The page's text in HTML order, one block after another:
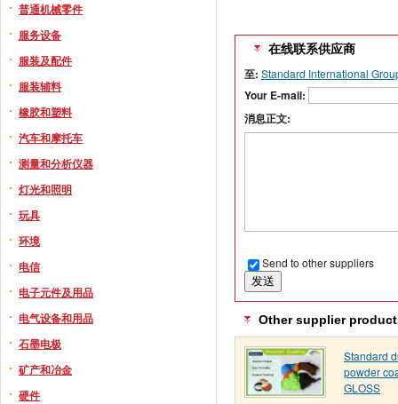
普通机械零件
服务设备
服装及配件
服装辅料
橡胶和塑料
汽车和摩托车
测量和分析仪器
灯光和照明
玩具
环境
电信
电子元件及用品
电气设备和用品
石墨电极
矿产和冶金
硬件
在线联系供应商
至: Standard International
Your E-mail:
消息正文:
Send to other suppliers
Other supplier
Standard
powder
GLOSS